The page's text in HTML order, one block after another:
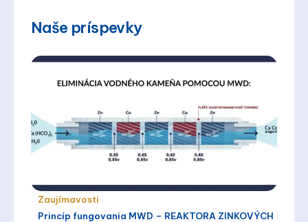
Naše príspevky
Zaujímavosti
Princíp fungovania MWD – REAKTORA ZINKOVÝCH